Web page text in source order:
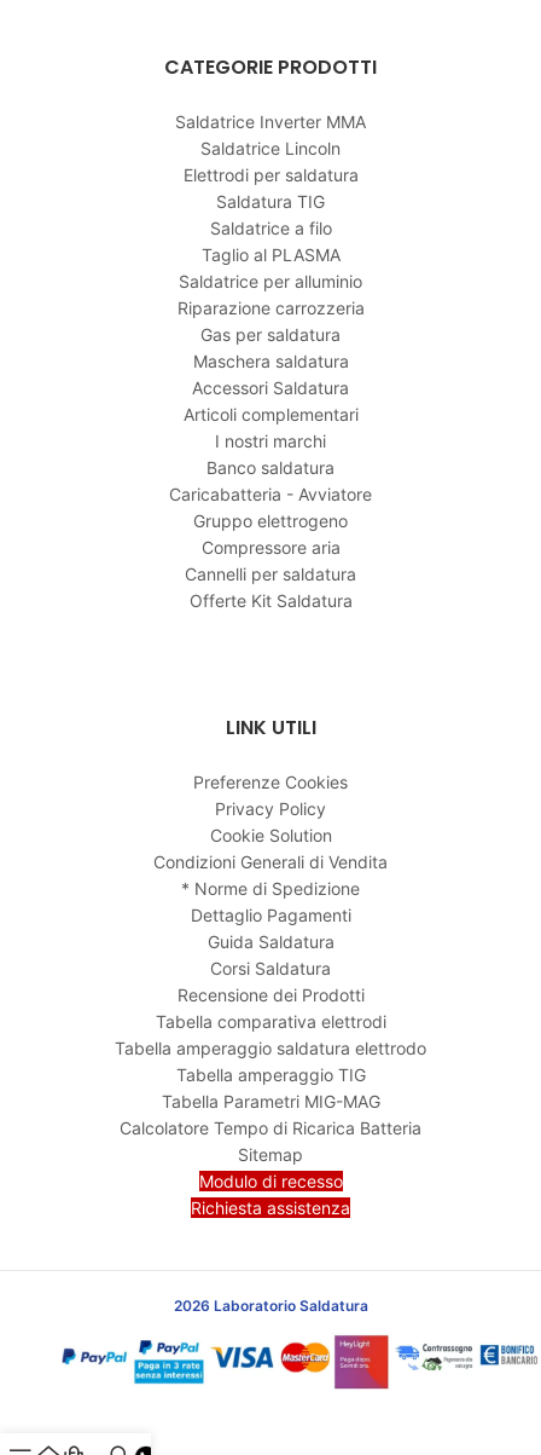
CATEGORIE PRODOTTI
Saldatrice Inverter MMA
Saldatrice Lincoln
Elettrodi per saldatura
Saldatura TIG
Saldatrice a filo
Taglio al PLASMA
Saldatrice per alluminio
Riparazione carrozzeria
Gas per saldatura
Maschera saldatura
Accessori Saldatura
Articoli complementari
I nostri marchi
Banco saldatura
Caricabatteria - Avviatore
Gruppo elettrogeno
Compressore aria
Cannelli per saldatura
Offerte Kit Saldatura
LINK UTILI
Preferenze Cookies
Privacy Policy
Cookie Solution
Condizioni Generali di Vendita
* Norme di Spedizione
Dettaglio Pagamenti
Guida Saldatura
Corsi Saldatura
Recensione dei Prodotti
Tabella comparativa elettrodi
Tabella amperaggio saldatura elettrodo
Tabella amperaggio TIG
Tabella Parametri MIG-MAG
Calcolatore Tempo di Ricarica Batteria
Sitemap
Modulo di recesso
Richiesta assistenza
2026 Laboratorio Saldatura